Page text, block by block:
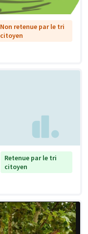
Non retenue par le tri
citoyen
Retenue par le tri
citoyen